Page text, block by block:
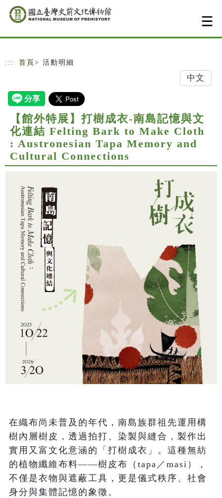
跳到主要內容
網站導覽
::: 首頁 > 活動明細
中文
【館外特展】打樹成衣-南島記憶與文
化連結 Felting Bark to Make Cloth
: Austronesian Tapa Memory and
Cultural Connections
在織布尚未普及的年代，南島族群祖先運用構
樹內層樹皮，透過拍打、染製與縫合，製作出
實用又富文化意涵的「打樹成衣」。這種無紡
的植物纖維布料——樹皮布（tapa／masi），
不僅是衣物與遮蔽工具，更是儀式秩序、社會
身分與集體記憶的象徵。